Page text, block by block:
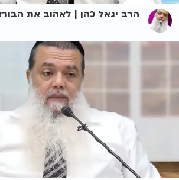
הרב יגאל כהן | לאהוב את